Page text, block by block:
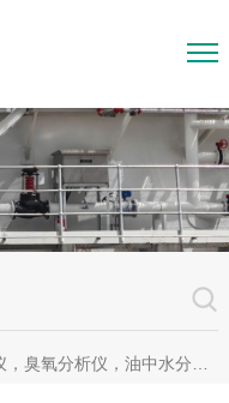
，油中水分析仪，超声波测漏仪。